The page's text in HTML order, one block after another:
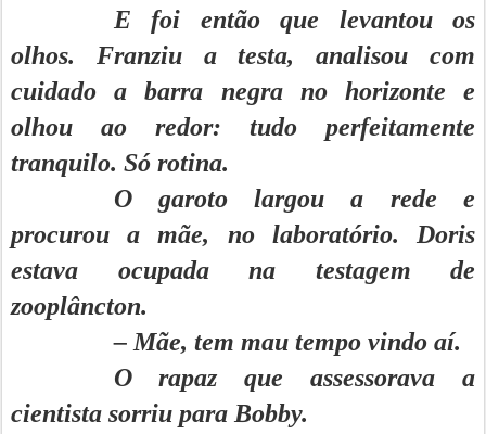
E foi então que levantou os
olhos. Franziu a testa, analisou com
cuidado a barra negra no horizonte e
olhou ao redor: tudo perfeitamente
tranquilo. Só rotina.
O garoto largou a rede e
procurou a mãe, no laboratório. Doris
estava ocupada na testagem de
zooplâncton.
– Mãe, tem mau tempo vindo aí.
O rapaz que assessorava a
cientista sorriu para Bobby.